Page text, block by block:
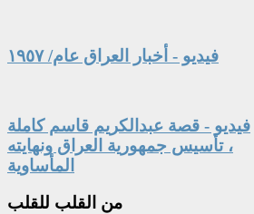
فيديو - أخبار العراق عام/ ١٩٥٧
فيديو - قصة عبدالكريم قاسم كاملة
، تأسيس جمهورية العراق ونهايته
المأساوية
من القلب للقلب